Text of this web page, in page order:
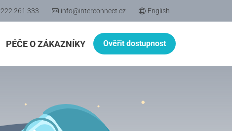
222 261 333 info@interconnect.cz English
PÉČE O ZÁKAZNÍKY Ověřit dostupnost